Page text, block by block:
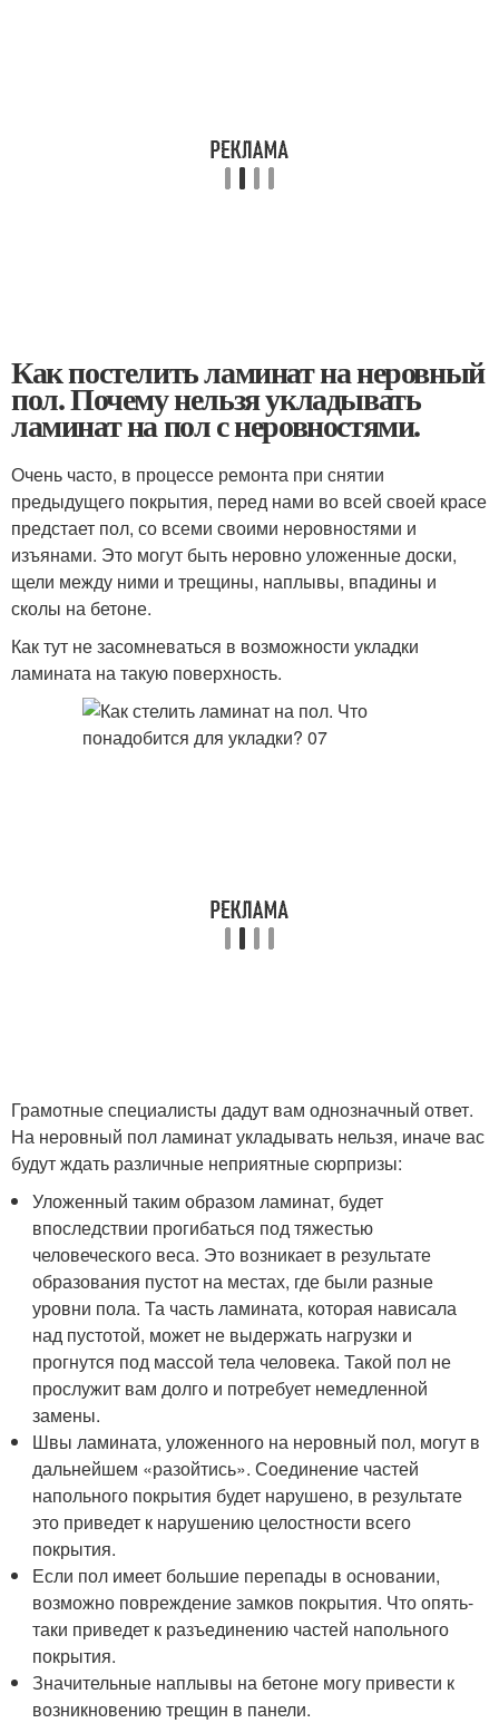
Как постелить ламинат на неровный
пол. Почему нельзя укладывать
ламинат на пол с неровностями.
Очень часто, в процессе ремонта при снятии
предыдущего покрытия, перед нами во всей своей красе
предстает пол, со всеми своими неровностями и
изъянами. Это могут быть неровно уложенные доски,
щели между ними и трещины, наплывы, впадины и
сколы на бетоне.
Как тут не засомневаться в возможности укладки
ламината на такую поверхность.
Грамотные специалисты дадут вам однозначный ответ.
На неровный пол ламинат укладывать нельзя, иначе вас
будут ждать различные неприятные сюрпризы:
Уложенный таким образом ламинат, будет
впоследствии прогибаться под тяжестью
человеческого веса. Это возникает в результате
образования пустот на местах, где были разные
уровни пола. Та часть ламината, которая нависала
над пустотой, может не выдержать нагрузки и
прогнутся под массой тела человека. Такой пол не
прослужит вам долго и потребует немедленной
замены.
Швы ламината, уложенного на неровный пол, могут в
дальнейшем «разойтись». Соединение частей
напольного покрытия будет нарушено, в результате
это приведет к нарушению целостности всего
покрытия.
Если пол имеет большие перепады в основании,
возможно повреждение замков покрытия. Что опять-
таки приведет к разъединению частей напольного
покрытия.
Значительные наплывы на бетоне могу привести к
возникновению трещин в панели.